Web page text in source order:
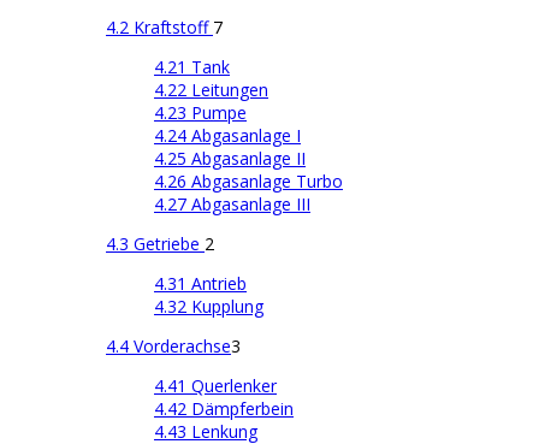
4.2 Kraftstoff 7
4.21 Tank
4.22 Leitungen
4.23 Pumpe
4.24 Abgasanlage I
4.25 Abgasanlage II
4.26 Abgasanlage Turbo
4.27 Abgasanlage III
4.3 Getriebe 2
4.31 Antrieb
4.32 Kupplung
4.4 Vorderachse3
4.41 Querlenker
4.42 Dämpferbein
4.43 Lenkung